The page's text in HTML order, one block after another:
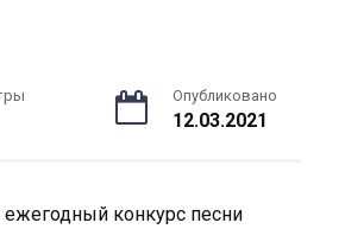
Опубликовано
12.03.2021
конкурс песни